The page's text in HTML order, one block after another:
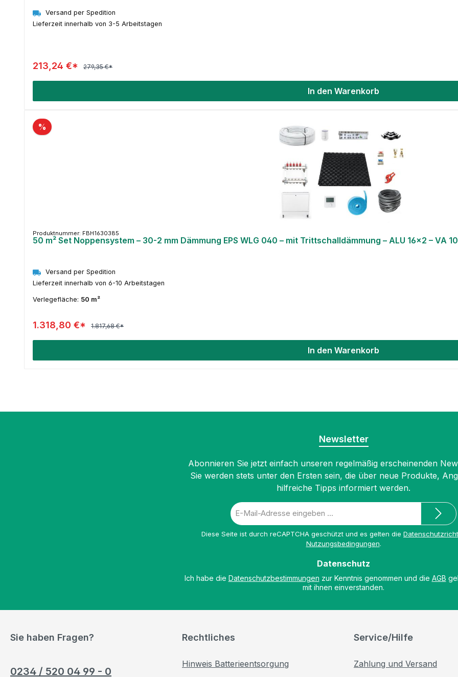
Versand per Spedition
Lieferzeit innerhalb von 3-5 Arbeitstagen
213,24 €* 279,35 €*
In den Warenkorb
%
Produktnummer: FBH1630385
50 m² Set Noppensystem – 30-2 mm Dämmung EPS WLG 040 – mit Trittschalldämmung – ALU 16×2 – VA
Versand per Spedition
Lieferzeit innerhalb von 6-10 Arbeitstagen
Verlegefläche: 50 m²
1.318,80 €* 1.817,68 €*
In den Warenkorb
Newsletter
Abonnieren Sie jetzt einfach unseren regelmäßig erscheinenden
Sie werden stets unter den Ersten sein, die über neue Produkte,
hilfreiche Tipps informiert werden.
E-
Mail-
Diese Seite ist durch reCAPTCHA geschützt und es gelten die
Nutzungsbedingungen.
Datenschutz
Ich habe die Datenschutzbestimmungen zur Kenntnis genommen und die AGB
mit ihnen einverstanden.
Sie haben Fragen?
0234 / 520 04 99 - 0
Rechtliches
Hinweis Batterieentsorgung
Service/Hilfe
Zahlung und Versand